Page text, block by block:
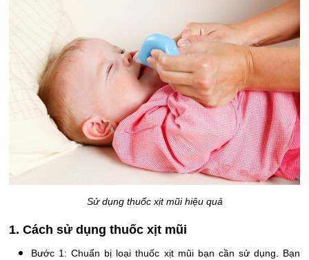
Sử dụng thuốc xịt mũi hiệu quả
1. Cách sử dụng thuốc xịt mũi
Bước 1: Chuẩn bị loại thuốc xịt mũi bạn cần sử dụng. Bạn